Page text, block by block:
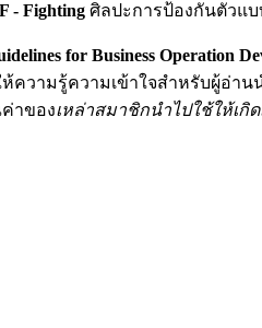
F - Fighting ศิลปะการป้องกันตัวแบ
for Business Operation
ห้ความรู้ความเข้าใจสำหรับผู้อ่า
าของเหล่าสมาชิกนำไปใช้ให้เกิ